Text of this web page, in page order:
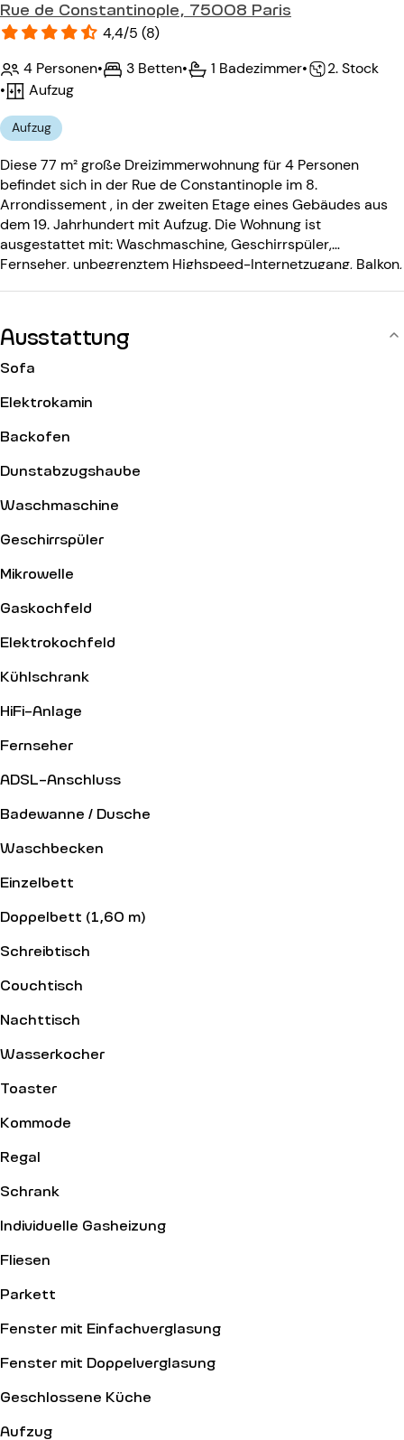
Rue de Constantinople, 75008 Paris
4,4/5 (8)
4 Personen• 3 Betten• 1 Badezimmer•
2. Stock
•
Aufzug
Aufzug
Diese 77 m² große Dreizimmerwohnung für 4 Personen
befindet sich in der Rue de Constantinople im 8.
Arrondissement , in der zweiten Etage eines Gebäudes aus
dem 19. Jahrhundert mit Aufzug. Die Wohnung ist
ausgestattet mit: Waschmaschine, Geschirrspüler,
Fernseher, unbegrenztem Highspeed-Internetzugang, Balkon,
Gegensprechanlage.
Ausstattung
Sofa
Elektrokamin
Backofen
Dunstabzugshaube
Waschmaschine
Geschirrspüler
Mikrowelle
Gaskochfeld
Elektrokochfeld
Kühlschrank
HiFi-Anlage
Fernseher
ADSL-Anschluss
Badewanne / Dusche
Waschbecken
Einzelbett
Doppelbett (1,60 m)
Schreibtisch
Couchtisch
Nachttisch
Wasserkocher
Toaster
Kommode
Regal
Schrank
Individuelle Gasheizung
Fliesen
Parkett
Fenster mit Einfachverglasung
Fenster mit Doppelverglasung
Geschlossene Küche
Aufzug